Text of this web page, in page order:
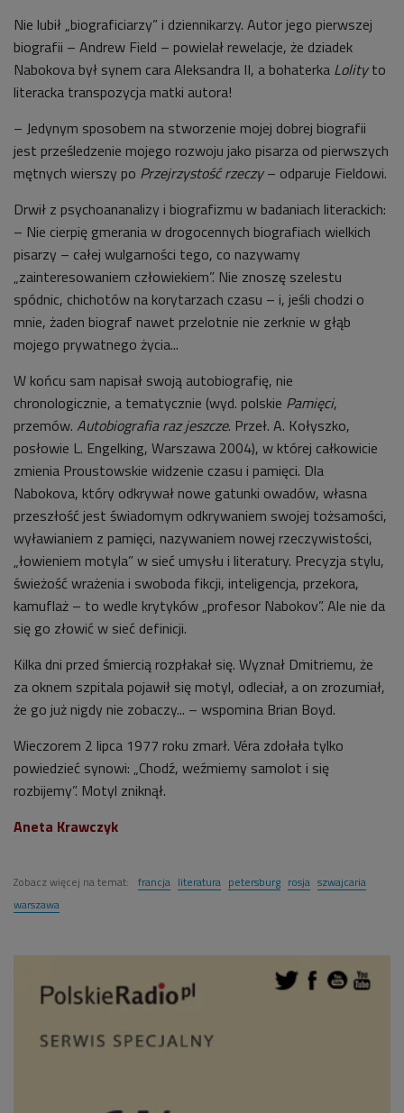
Nie lubił „biograficiarzy” i dziennikarzy. Autor jego pierwszej
biografii – Andrew Field – powielał rewelacje, że dziadek
Nabokova był synem cara Aleksandra II, a bohaterka Lolityto
literacka transpozycja matki autora!
– Jedynym sposobem na stworzenie mojej dobrej biografii
jest prześledzenie mojego rozwoju jako pisarza od pierwszych
mętnych wierszy po Przejrzystość rzeczy– odparuje Fieldowi.
Drwił z psychoananalizy i biografizmu w badaniach literackich:
– Nie cierpię gmerania w drogocennych biografiach wielkich
pisarzy – całej wulgarności tego, co nazywamy
„zainteresowaniem człowiekiem”. Nie znoszę szelestu
spódnic, chichotów na korytarzach czasu – i, jeśli chodzi o
mnie, żaden biograf nawet przelotnie nie zerknie w głąb
mojego prywatnego życia...
W końcu sam napisał swoją autobiografię, nie
chronologicznie, a tematycznie (wyd. polskie Pamięci,
przemów. Autobiografia raz jeszcze. Przeł. A. Kołyszko,
posłowie L. Engelking, Warszawa 2004), w której całkowicie
zmienia Proustowskie widzenie czasu i pamięci. Dla
Nabokova, który odkrywał nowe gatunki owadów, własna
przeszłość jest świadomym odkrywaniem swojej tożsamości,
wyławianiem z pamięci, nazywaniem nowej rzeczywistości,
„łowieniem motyla” w sieć umysłu i literatury. Precyzja stylu,
świeżość wrażenia i swoboda fikcji, inteligencja, przekora,
kamuflaż – to wedle krytyków „profesor Nabokov”. Ale nie da
się go złowić w sieć definicji.
Kilka dni przed śmiercią rozpłakał się. Wyznał Dmitriemu, że
za oknem szpitala pojawił się motyl, odleciał, a on zrozumiał,
że go już nigdy nie zobaczy... – wspomina Brian Boyd.
Wieczorem 2 lipca 1977 roku zmarł. Véra zdołała tylko
powiedzieć synowi: „Chodź, weźmiemy samolot i się
rozbijemy”. Motyl zniknął.
Aneta Krawczyk
Zobacz więcej na temat: francja literatura petersburg rosja szwajcaria
warszawa